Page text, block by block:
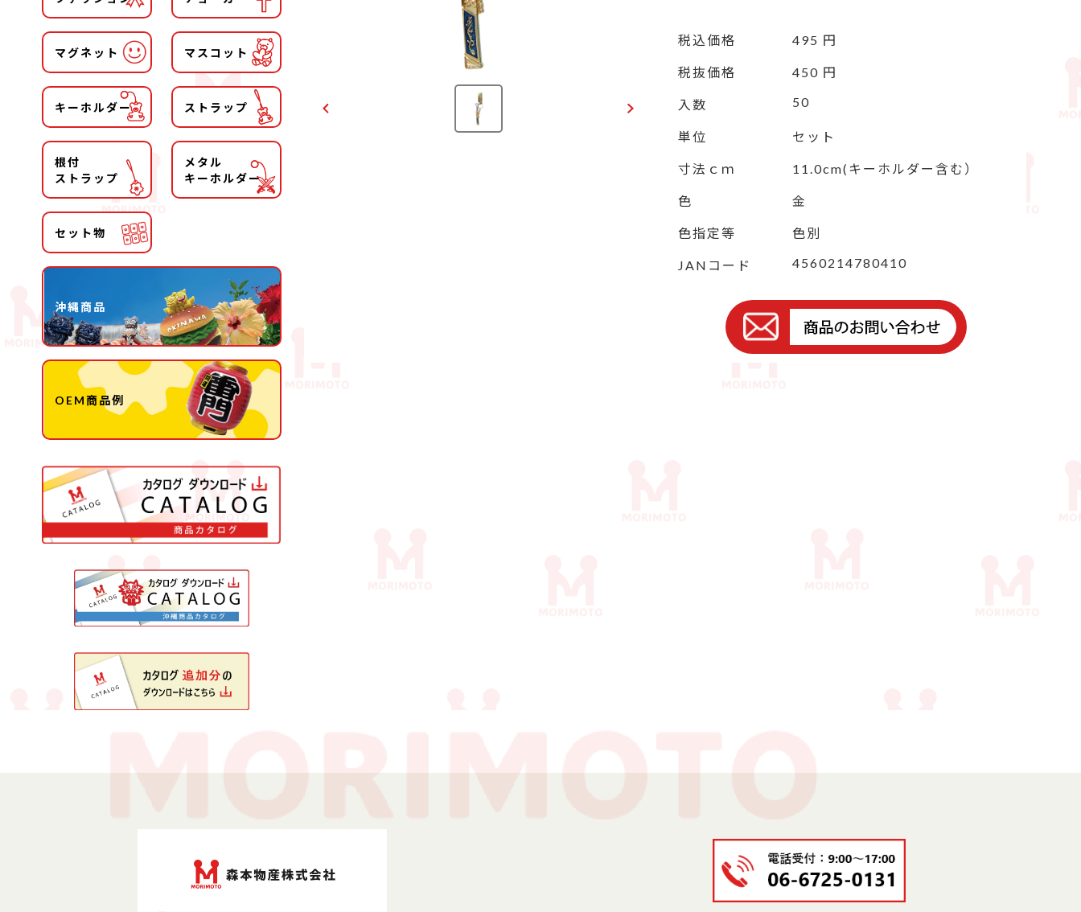
税込価格 495 円
税抜価格 450 円
入数 50
単位 セット
寸法ｃｍ 11.0cm(キーホルダー含む）
色 金
色指定等 色別
JANコード 4560214780410
マグネット マスコット
キーホルダー ストラップ
根付
ストラップ
メタル
キーホルダー
セット物
沖縄商品
OEM商品例